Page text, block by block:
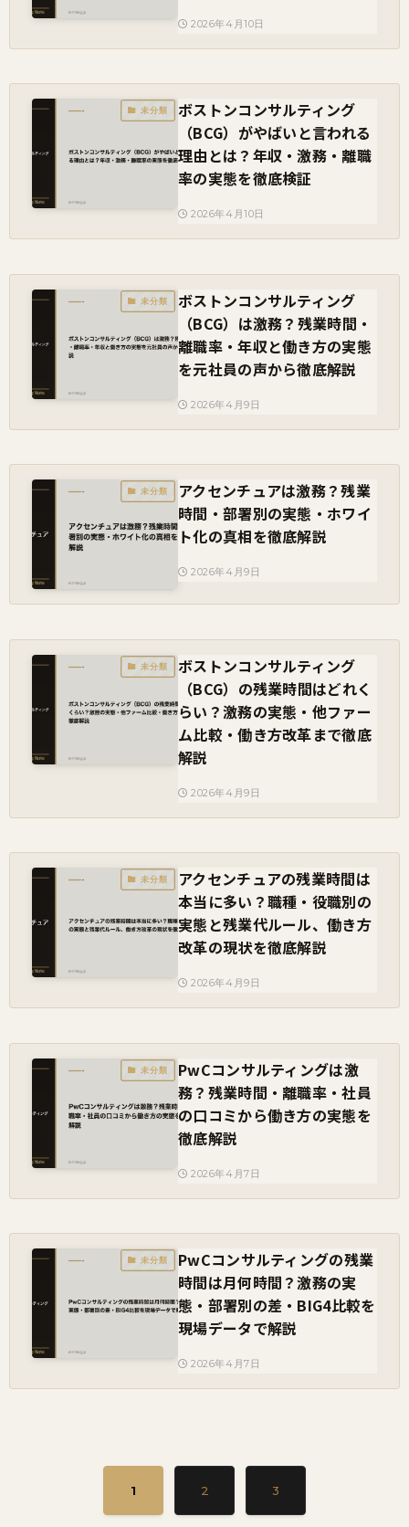
2026年4月10日
未分類
ボストンコンサルティング
（BCG）がやばいと言われる
理由とは？年収・激務・離職
率の実態を徹底検証
2026年4月10日
未分類
ボストンコンサルティング
（BCG）は激務？残業時間・
離職率・年収と働き方の実態
を元社員の声から徹底解説
2026年4月9日
未分類
アクセンチュアは激務？残業
時間・部署別の実態・ホワイ
ト化の真相を徹底解説
2026年4月9日
未分類
ボストンコンサルティング
（BCG）の残業時間はどれく
らい？激務の実態・他ファー
ム比較・働き方改革まで徹底
解説
2026年4月9日
未分類
アクセンチュアの残業時間は
本当に多い？職種・役職別の
実態と残業代ルール、働き方
改革の現状を徹底解説
2026年4月9日
未分類
PwCコンサルティングは激
務？残業時間・離職率・社員
の口コミから働き方の実態を
徹底解説
2026年4月7日
未分類
PwCコンサルティングの残業
時間は月何時間？激務の実
態・部署別の差・BIG4比較を
現場データで解説
2026年4月7日
1 2 3